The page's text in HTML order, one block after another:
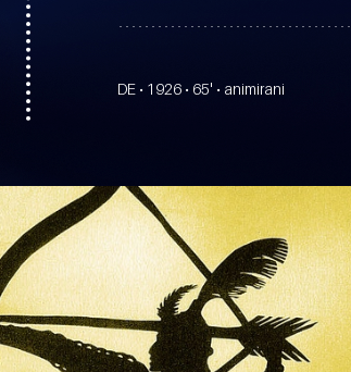
DE • 1926 • 65' • animirani